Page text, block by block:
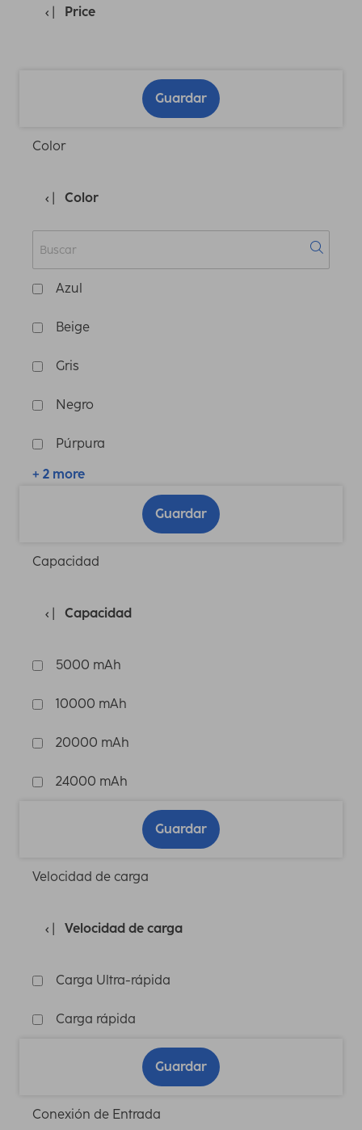
Price
Guardar
Color
Color
Azul
Beige
Gris
Negro
Púrpura
+ 2 more
Guardar
Capacidad
Capacidad
5000 mAh
10000 mAh
20000 mAh
24000 mAh
Guardar
Velocidad de carga
Velocidad de carga
Carga Ultra-rápida
Carga rápida
Guardar
Conexión de Entrada